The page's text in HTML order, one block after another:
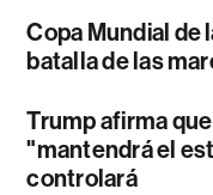
Copa Mundial de
batalla de las
Trump afirma que
"mantendrá el
controlará